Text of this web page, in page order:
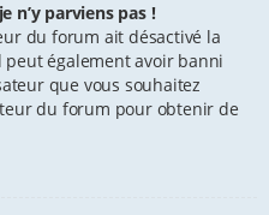
n’y parviens pas !
du forum ait désactivé la
également avoir banni
que vous souhaitez
du forum pour obtenir de